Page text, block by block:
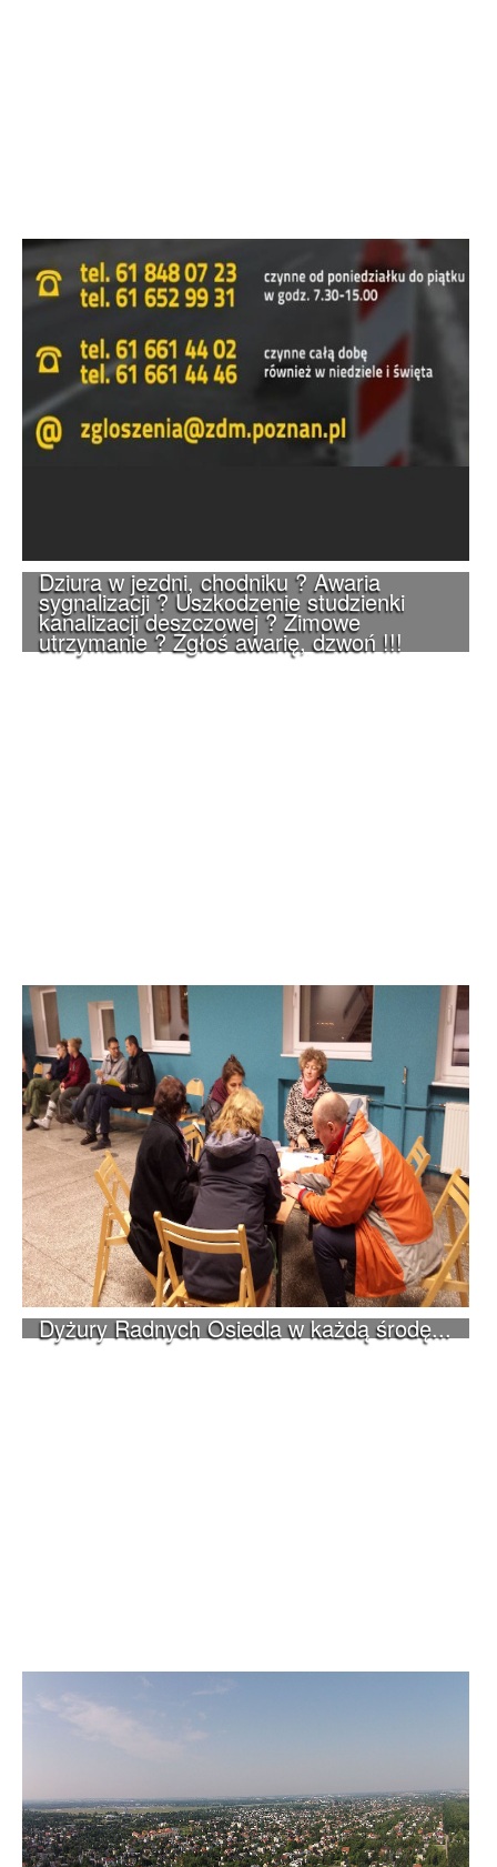
Dziura w jezdni, chodniku ? Awaria
sygnalizacji ? Uszkodzenie studzienki
kanalizacji deszczowej ? Zimowe
utrzymanie ? Zgłoś awarię, dzwoń !!!
Dyżury Radnych Osiedla w każdą środę...